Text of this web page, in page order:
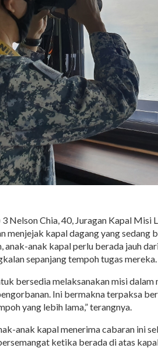
Nelson Chia, 40, Juragan Kapal Misi
menjejak kapal dagang yang sedang
anak kapal perlu berada jauh
sepanjang tempoh tugas mereka.
bersedia melaksanakan misi
Ini bermakna terpaksa
yang lebih lama,” terangnya.
anak kapal menerima cabaran ini
ketika berada di atas